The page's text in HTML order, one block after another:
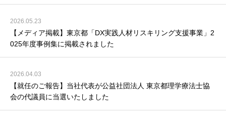
2026.05.23
【メディア掲載】東京都「DX実践人材リスキリング支援事業」2
025年度事例集に掲載されました
2026.04.03
【就任のご報告】当社代表が公益社団法人 東京都理学療法士協
会の代議員に当選いたしました